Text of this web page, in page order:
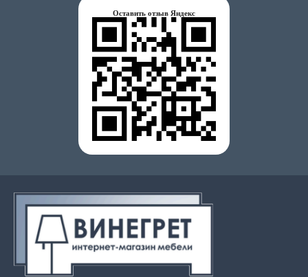
Оставить отзыв Яндекс